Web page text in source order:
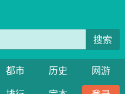
搜索
都市 历史
网游